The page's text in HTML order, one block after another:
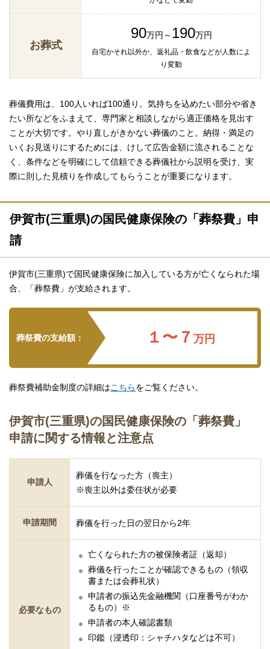
お葬式
90万円～ 190万円
自宅かそれ以外か、返礼品・飲食などが人数によ
り変動
葬儀費用は、100人いれば100通り。気持ちを込めたい部分や省き
たい所などをふまえて、専門家と相談しながら適正価格を見出す
ことが大切です。やり直しがきかない葬儀のこと。納得・満足の
いくお見送りにするためには、けして広告金額に流されることな
く、条件などを明確にして信頼できる葬儀社から説明を受け、実
際に則した見積りを作成してもらうことが重要になります。
伊賀市(三重県)の国民健康保険の「葬祭費」申
請
伊賀市(三重県)で国民健康保険に加入している方が亡くなられた場
合、「葬祭費」が支給されます。
葬祭費の支給額： １〜７万円
葬祭費補助金制度の詳細はこちらをご覧ください。
伊賀市(三重県)の国民健康保険の「葬祭費」
申請に関する情報と注意点
申請人
葬儀を行なった方（喪主）
※喪主以外は委任状が必要
申請期間 葬儀を行った日の翌日から2年
必要なもの
亡くなられた方の被保険者証（返却）
葬儀を行ったことが確認できるもの（領収
書または会葬礼状）
申請者の振込先金融機関（口座番号がわか
るもの）※
申請者の本人確認書類
印鑑（浸透印：シャチハタなどは不可）